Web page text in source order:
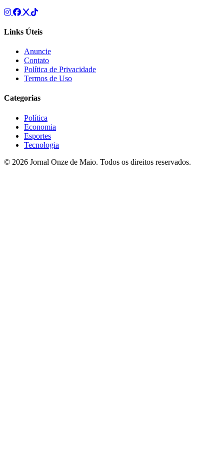
Links Úteis
Anuncie
Contato
Política de Privacidade
Termos de Uso
Categorias
Política
Economia
Esportes
Tecnologia
© 2026 Jornal Onze de Maio. Todos os direitos reservados.